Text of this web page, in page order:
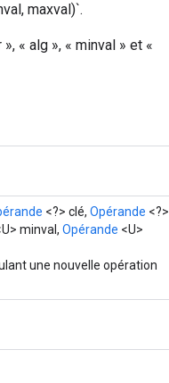
maxval)`.
« alg », « minval » et «
<?> clé, Opérande <?>
minval, Opérande <U>
une nouvelle opération